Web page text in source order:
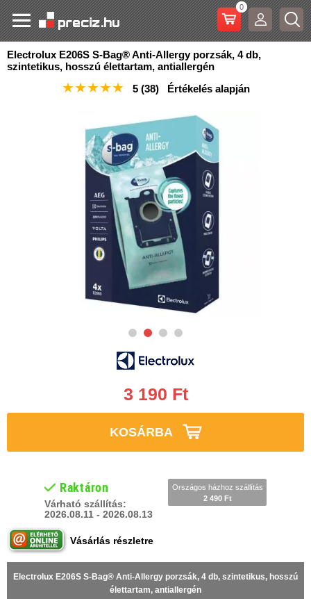
0
Electrolux E206S S-Bag® Anti-Allergy porzsák, 4 db,
szintetikus, hosszú élettartam, antiallergén
★★★★★ 5 (38)Értékelés alapján
3 190 Ft
KOSÁRBA
Raktáron
Várható szállítás:
2026.08.11 - 2026.08.13
Országos házhoz szállítás
2 490 Ft
Vásárlás részletre
Electrolux E206S S-Bag® Anti-Allergy porzsák, 4 db, szintetikus, hosszú
élettartam, antiallergén